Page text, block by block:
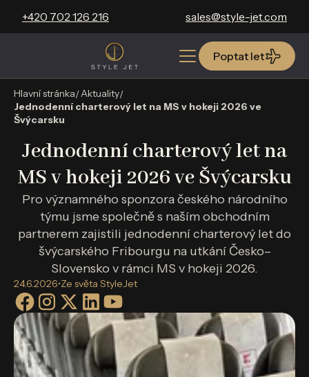
+420 702 126 216 sales@style-jet.com
Poptat let
Hlavní stránka Aktuality
Jednodenní charterový let na MS v hokeji 2026 ve
Švýcarsku
Poptat let
Jednodenní charterový let na
MS v hokeji 2026 ve Švýcarsku
Pro významného sponzora českého národního
týmu jsme společně s naším obchodním
partnerem zajistili jednodenní charterový let do
švýcarského Fribourgu na utkání Česko–
Slovensko v rámci MS v hokeji 2026.
24.6.2026•Ze světa StyleJet